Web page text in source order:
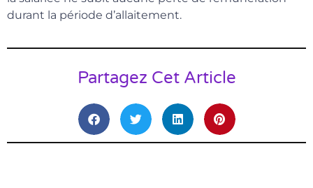
durant la période d’allaitement.
Partagez Cet Article